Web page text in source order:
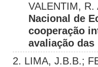
VALENTIM,
Nacional de
cooperação
avaliação
2. LIMA, J.B.B.;